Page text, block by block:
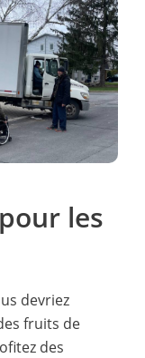
les
devriez
fruits de
des